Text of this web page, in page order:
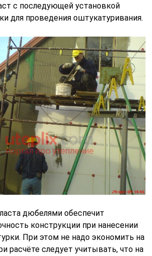
с последующей установкой
для проведения оштукатуривания.
дюбелями обеспечит
конструкции при нанесении
При этом не надо экономить на
расчёте следует учитывать, что на